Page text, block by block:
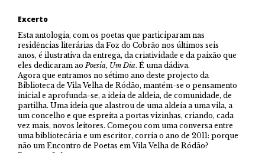
Excerto
Esta antologia, com os poetas que participaram nas
residências literárias da Foz do Cobrão nos últimos seis
anos, é ilustrativa da entrega, da criatividade e da paixão que
eles dedicaram aoPoesia, Um Dia. É uma dádiva.
Agora que entramos no sétimo ano deste projecto da
Biblioteca de Vila Velha de Ródão, mantém-se o pensamento
inicial e aprofunda-se, a ideia de aldeia, de comunidade, de
partilha. Uma ideia que alastrou de uma aldeia a uma vila, a
um concelho e que espreita a portas vizinhas, criando, cada
vez mais, novos leitores. Começou com uma conversa entre
uma bibliotecária e um escritor, corria o ano de 2011: porque
não um Encontro de Poetas em Vila Velha de Ródão?